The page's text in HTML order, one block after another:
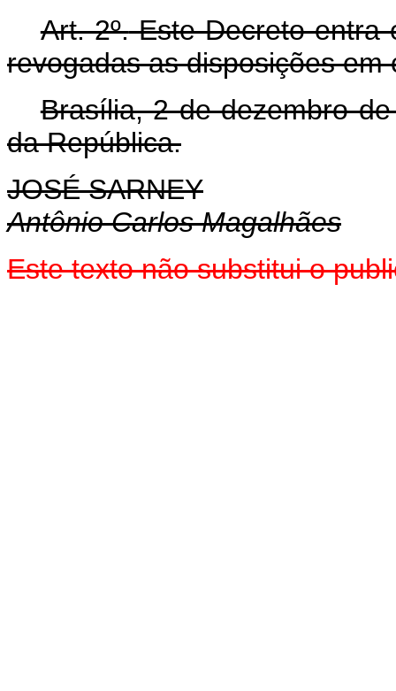
Art. 2º.Este Decreto entra
revogadas as disposições em
Brasília, 2 de dezembro
da República.
JOSÉ SARNEY
Antônio Carlos Magalhães
Este texto não substitui o